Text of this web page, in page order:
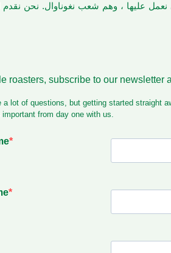
نعمل عليها ، وهم شعب نغوناوال. نحن